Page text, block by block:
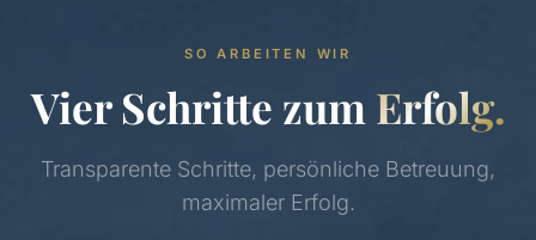
SO ARBEITEN WIR
Vier Schritte zum Erfolg.
Transparente Schritte, persönliche Betreuung,
maximaler Erfolg.